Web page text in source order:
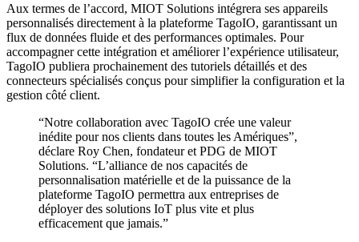
Aux termes de l’accord, MIOT Solutions intégrera ses appareils
personnalisés directement à la plateforme TagoIO, garantissant un
flux de données fluide et des performances optimales. Pour
accompagner cette intégration et améliorer l’expérience utilisateur,
TagoIO publiera prochainement des tutoriels détaillés et des
connecteurs spécialisés conçus pour simplifier la configuration et la
gestion côté client.
“Notre collaboration avec TagoIO crée une valeur
inédite pour nos clients dans toutes les Amériques”,
déclare Roy Chen, fondateur et PDG de MIOT
Solutions. “L’alliance de nos capacités de
personnalisation matérielle et de la puissance de la
plateforme TagoIO permettra aux entreprises de
déployer des solutions IoT plus vite et plus
efficacement que jamais.”